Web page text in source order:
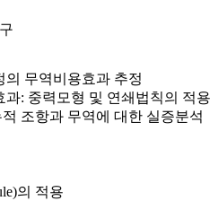
의 무역비용효과 추정
과: 중력모형 및 연쇄법칙의 적용
조항과 무역에 대한 실증분석
의 적용